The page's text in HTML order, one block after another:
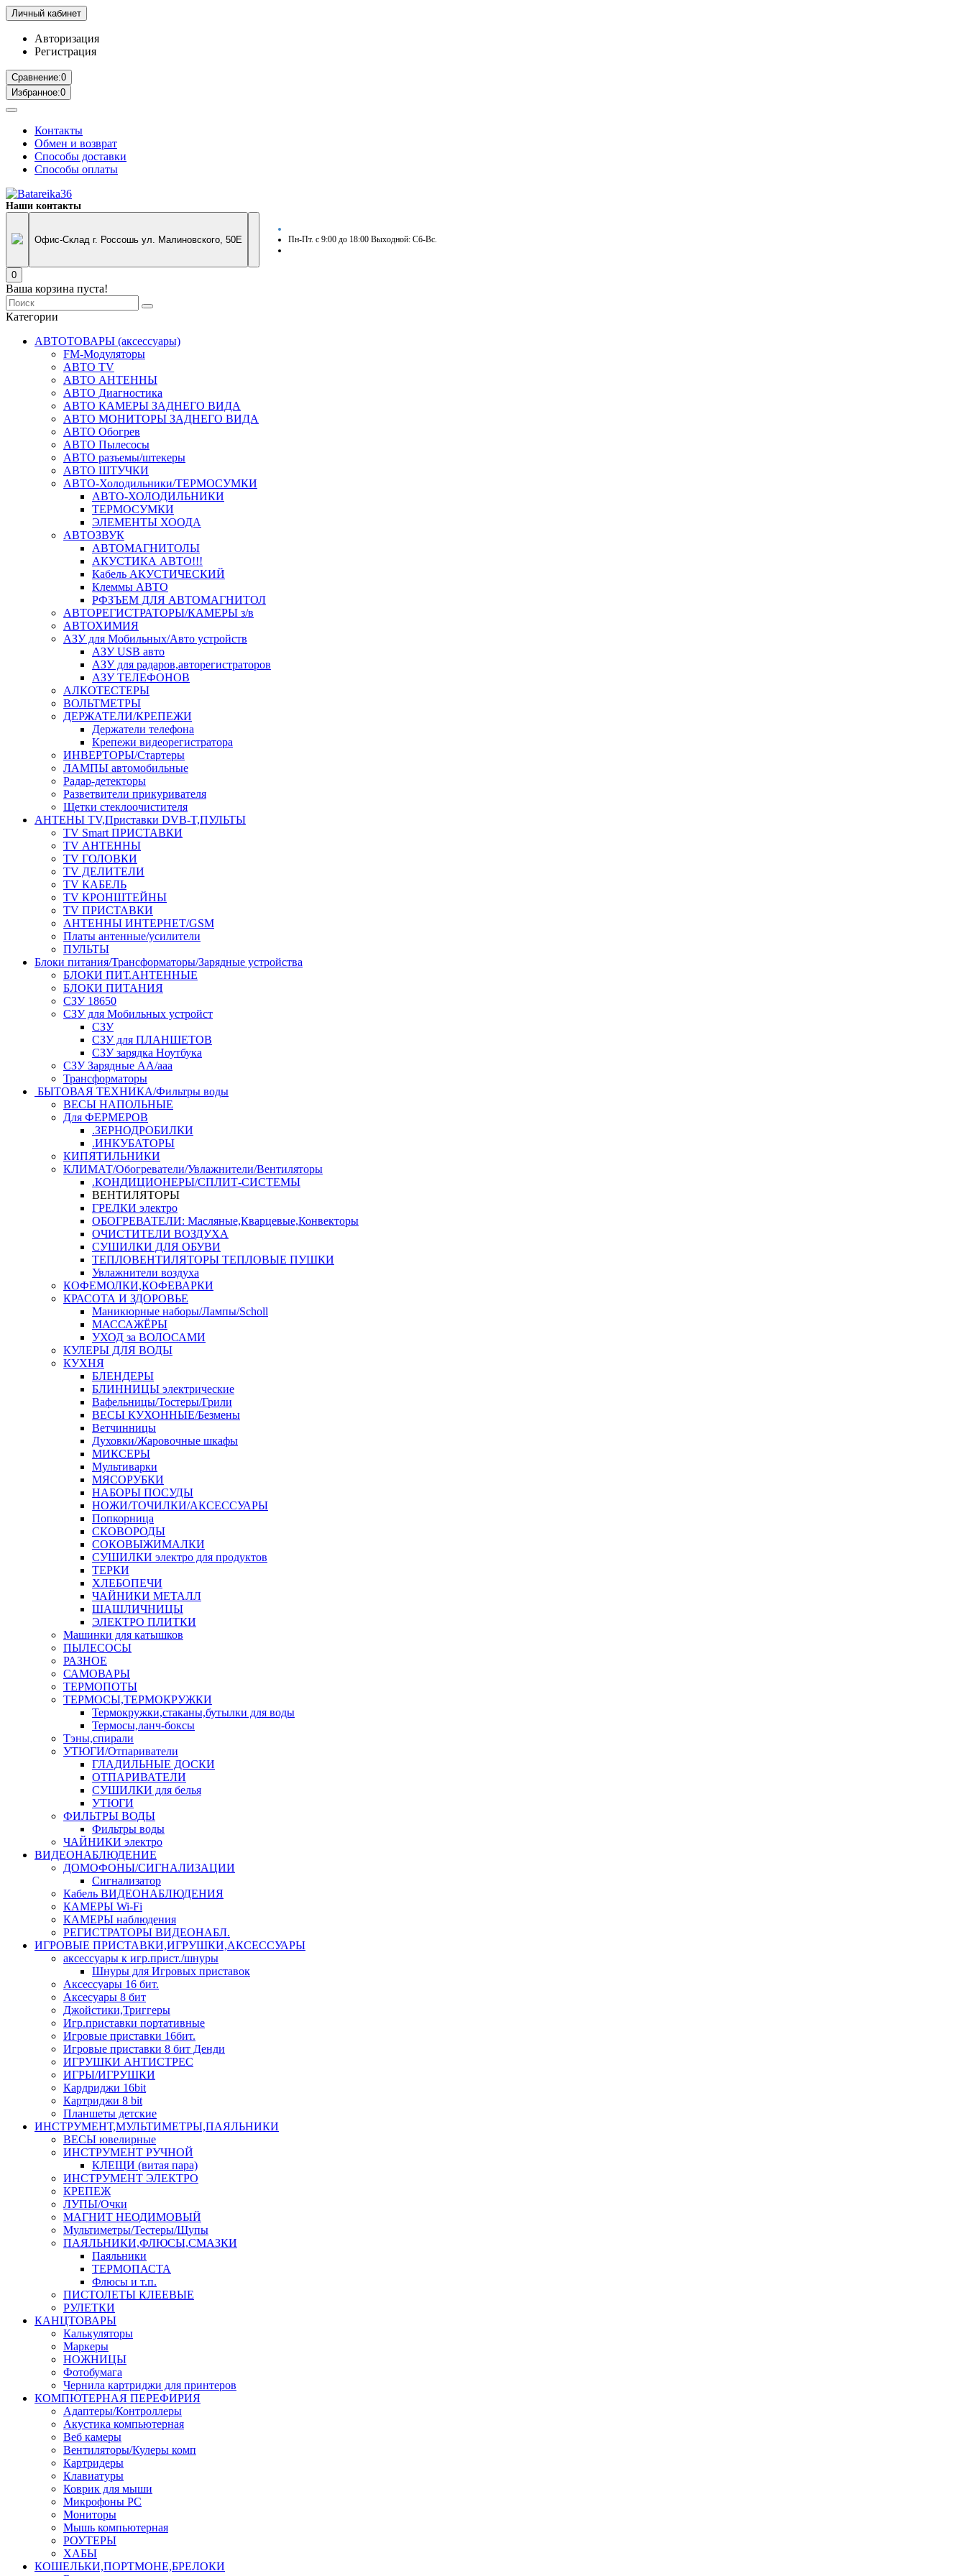
Личный кабинет
Авторизация
Регистрация
Сравнение:0
Избранное:0
Контакты
Обмен и возврат
Способы доставки
Способы оплаты
Наши контакты
Офис-Склад г. Россошь ул. Малиновского, 50Е Пн-Пт. с 9:00 до 18:00 Выходной: Сб-Вс.
0
Ваша корзина пуста!
Категории
АВТОТОВАРЫ (аксессуары)
FM-Модуляторы
АВТО TV
АВТО АНТЕННЫ
АВТО Диагностика
АВТО КАМЕРЫ ЗАДНЕГО ВИДА
АВТО МОНИТОРЫ ЗАДНЕГО ВИДА
АВТО Обогрев
АВТО Пылесосы
АВТО разъемы/штекеры
АВТО ШТУЧКИ
АВТО-Холодильники/ТЕРМОСУМКИ
АВТО-ХОЛОДИЛЬНИКИ
ТЕРМОСУМКИ
ЭЛЕМЕНТЫ ХООДА
АВТОЗВУК
АВТОМАГНИТОЛЫ
АКУСТИКА АВТО!!!
Кабель АКУСТИЧЕСКИЙ
Клеммы АВТО
РФЗЪЕМ ДЛЯ АВТОМАГНИТОЛ
АВТОРЕГИСТРАТОРЫ/КАМЕРЫ з/в
АВТОХИМИЯ
АЗУ для Мобильных/Авто устройств
АЗУ USB авто
АЗУ для радаров,авторегистраторов
АЗУ ТЕЛЕФОНОВ
АЛКОТЕСТЕРЫ
ВОЛЬТМЕТРЫ
ДЕРЖАТЕЛИ/КРЕПЕЖИ
Держатели телефона
Крепежи видеорегистратора
ИНВЕРТОРЫ/Стартеры
ЛАМПЫ автомобильные
Радар-детекторы
Разветвители прикуривателя
Щетки стеклоочистителя
АНТЕНЫ ТV,Приставки DVB-T,ПУЛЬТЫ
TV Smart ПРИСТАВКИ
TV АНТЕННЫ
TV ГОЛОВКИ
TV ДЕЛИТЕЛИ
TV КАБЕЛЬ
TV КРОНШТЕЙНЫ
TV ПРИСТАВКИ
АНТЕННЫ ИНТЕРНЕТ/GSM
Платы антенные/усилители
ПУЛЬТЫ
Блоки питания/Трансформаторы/Зарядные устройства
БЛОКИ ПИТ.АНТЕННЫЕ
БЛОКИ ПИТАНИЯ
СЗУ 18650
СЗУ для Мобильных устройст
СЗУ
СЗУ для ПЛАНШЕТОВ
СЗУ зарядка Ноутбука
СЗУ Зарядные АА/ааа
Трансформаторы
БЫТОВАЯ ТЕХНИКА/Фильтры воды
ВЕСЫ НАПОЛЬНЫЕ
Для ФЕРМЕРОВ
.ЗЕРНОДРОБИЛКИ
.ИНКУБАТОРЫ
КИПЯТИЛЬНИКИ
КЛИМАТ/Обогреватели/Увлажнители/Вентиляторы
.КОНДИЦИОНЕРЫ/СПЛИТ-СИСТЕМЫ
ВЕНТИЛЯТОРЫ
ГРЕЛКИ электро
ОБОГРЕВАТЕЛИ: Масляные,Кварцевые,Конвекторы
ОЧИСТИТЕЛИ ВОЗДУХА
СУШИЛКИ ДЛЯ ОБУВИ
ТЕПЛОВЕНТИЛЯТОРЫ ТЕПЛОВЫЕ ПУШКИ
Увлажнители воздуха
КОФЕМОЛКИ,КОФЕВАРКИ
КРАСОТА И ЗДОРОВЬЕ
Маникюрные наборы/Лампы/Scholl
МАССАЖЁРЫ
УХОД за ВОЛОСАМИ
КУЛЕРЫ ДЛЯ ВОДЫ
КУХНЯ
БЛЕНДЕРЫ
БЛИННИЦЫ электрические
Вафельницы/Тостеры/Грили
ВЕСЫ КУХОННЫЕ/Безмены
Ветчинницы
Духовки/Жаровочные шкафы
МИКСЕРЫ
Мультиварки
МЯСОРУБКИ
НАБОРЫ ПОСУДЫ
НОЖИ/ТОЧИЛКИ/АКСЕССУАРЫ
Попкорница
СКОВОРОДЫ
СОКОВЫЖИМАЛКИ
СУШИЛКИ электро для продуктов
ТЕРКИ
ХЛЕБОПЕЧИ
ЧАЙНИКИ МЕТАЛЛ
ШАШЛИЧНИЦЫ
ЭЛЕКТРО ПЛИТКИ
Машинки для катышков
ПЫЛЕСОСЫ
РАЗНОЕ
САМОВАРЫ
ТЕРМОПОТЫ
ТЕРМОСЫ,ТЕРМОКРУЖКИ
Термокружки,стаканы,бутылки для воды
Термосы,ланч-боксы
Тэны,спирали
УТЮГИ/Отпариватели
ГЛАДИЛЬНЫЕ ДОСКИ
ОТПАРИВАТЕЛИ
СУШИЛКИ для белья
УТЮГИ
ФИЛЬТРЫ ВОДЫ
Фильтры воды
ЧАЙНИКИ электро
ВИДЕОНАБЛЮДЕНИЕ
ДОМОФОНЫ/СИГНАЛИЗАЦИИ
Сигнализатор
Кабель ВИДЕОНАБЛЮДЕНИЯ
КАМЕРЫ Wi-Fi
КАМЕРЫ наблюдения
РЕГИСТРАТОРЫ ВИДЕОНАБЛ.
ИГРОВЫЕ ПРИСТАВКИ,ИГРУШКИ,АКСЕССУАРЫ
аксесcуары к игр.прист./шнуры
Шнуры для Игровых приставок
Аксессуары 16 бит.
Аксесуары 8 бит
Джойстики,Триггеры
Игр.приставки портативные
Игровые приставки 16бит.
Игровые приставки 8 бит Денди
ИГРУШКИ АНТИСТРЕС
ИГРЫ/ИГРУШКИ
Кардриджи 16bit
Картриджи 8 bit
Планшеты детские
ИНСТРУМЕНТ,МУЛЬТИМЕТРЫ,ПАЯЛЬНИКИ
ВЕСЫ ювелирные
ИНСТРУМЕНТ РУЧНОЙ
КЛЕЩИ (витая пара)
ИНСТРУМЕНТ ЭЛЕКТРО
КРЕПЕЖ
ЛУПЫ/Очки
МАГНИТ НЕОДИМОВЫЙ
Мультиметры/Тестеры/Щупы
ПАЯЛЬНИКИ,ФЛЮСЫ,СМАЗКИ
Паяльники
ТЕРМОПАСТА
Флюсы и т.п.
ПИСТОЛЕТЫ КЛЕЕВЫЕ
РУЛЕТКИ
КАНЦТОВАРЫ
Калькуляторы
Маркеры
НОЖНИЦЫ
Фотобумага
Чернила картриджи для принтеров
КОМПЮТЕРНАЯ ПЕРЕФИРИЯ
Адаптеры/Контроллеры
Акустика компьютерная
Веб камеры
Вентиляторы/Кулеры комп
Картридеры
Клавиатуры
Коврик для мыши
Микрофоны PC
Мониторы
Мышь компьютерная
РОУТЕРЫ
ХАБЫ
КОШЕЛЬКИ,ПОРТМОНЕ,БРЕЛОКИ